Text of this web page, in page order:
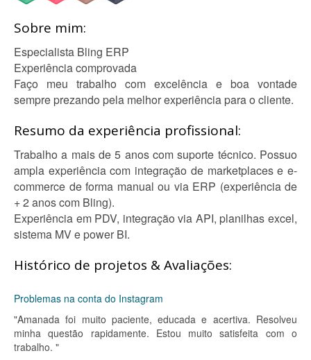
Sobre mim:
Especialista Bling ERP
Experiência comprovada
Faço meu trabalho com excelência e boa vontade
sempre prezando pela melhor experiência para o cliente.
Resumo da experiência profissional:
Trabalho a mais de 5 anos com suporte técnico. Possuo
ampla experiência com integração de marketplaces e e-
commerce de forma manual ou via ERP (experiência de
+ 2 anos com Bling).
Experiência em PDV, integração via API, planilhas excel,
sistema MV e power BI.
Histórico de projetos & Avaliações:
Problemas na conta do Instagram
"Amanada foi muito paciente, educada e acertiva. Resolveu
minha questão rapidamente. Estou muito satisfeita com o
trabalho. "